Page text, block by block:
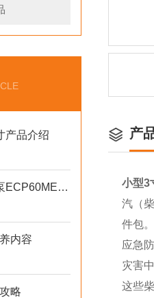
产品介绍
移动式抗洪6寸柴油机水泵ECP60ME产品介绍
内容
略
产
小型3
汽（
件包。
应急
灾害
这些